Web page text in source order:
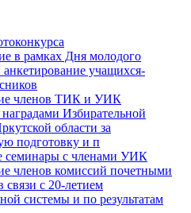
в рамках Дня молодого
анкетирование учащихся-
членов ТИК и УИК
Избирательной
области за
подготовку и п
семинары с членами УИК
членов комиссий почетными
связи с 20-летием
системы и по результатам